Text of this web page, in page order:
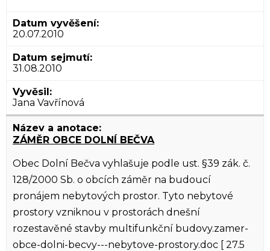
20.07.2010
31.08.2010
Jana Vavřínová
ZÁMĚR OBCE DOLNÍ BEČVA
Obec Dolní Bečva vyhlašuje podle ust. §39 zák. č.
128/2000 Sb. o obcích záměr na budoucí
pronájem nebytových prostor. Tyto nebytové
prostory vzniknou v prostorách dnešní
rozestavěné stavby multifunkční budovy.zamer-
obce-dolni-becvy---nebytove-prostory.doc [ 27.5